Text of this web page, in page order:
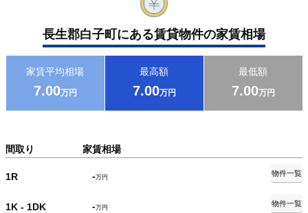
長生郡白子町にある賃貸物件の家賃相場
家賃平均相場
7.00万円
最高額
7.00万円
最低額
7.00万円
間取り 家賃相場
1R -万円
物件一覧
1K - 1DK -万円
物件一覧